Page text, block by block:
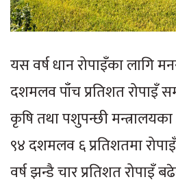
यस वर्ष धान रोपाइँका लागि
दशमलव पाँच प्रतिशत रोपाइँ
कृषि तथा पशुपन्छी
९४ दशमलव ६ प्रतिशतमा
वर्ष झन्डै चार प्रतिशत रोपाइँ